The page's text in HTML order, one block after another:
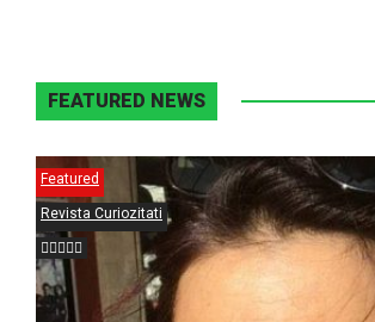
FEATURED NEWS
Featured
Revista Curiozitati